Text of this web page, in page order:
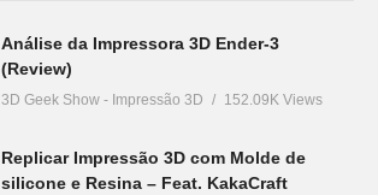
Análise da Impressora 3D Ender-3
(Review)
3D Geek Show - Impressão 3D 152.09K Views
Replicar Impressão 3D com Molde de
silicone e Resina – Feat. KakaCraft